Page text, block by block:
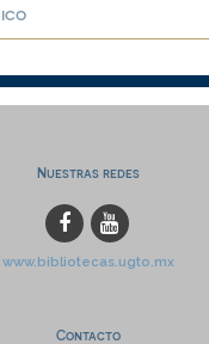
Nuestras redes
www.bibliotecas.ugto.mx
Contacto